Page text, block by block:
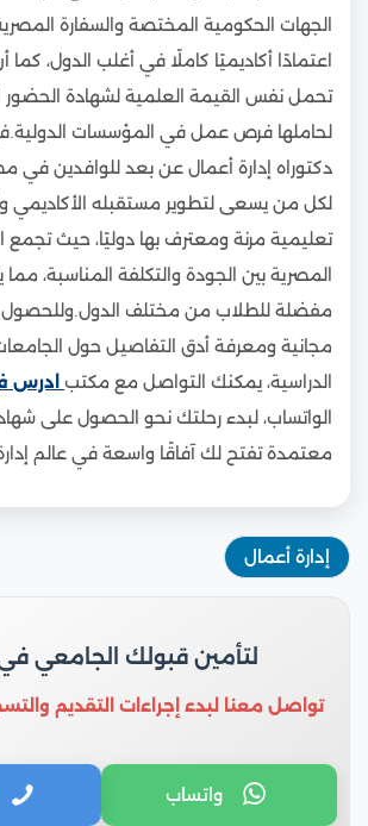
الجهات الحكومية المختصة والسفارة
اعتمادًا أكاديميًا كاملًا في أغلب الدول،
تحمل نفس القيمة العلمية لشهادة الحضور
لحاملها فرص عمل في المؤسسات
دكتوراه إدارة أعمال عن بعد للوافدين في
لكل من يسعى لتطوير مستقبله الأكاديمي
تعليمية مرنة ومعترف بها دوليًا، حيث تجمع
المصرية بين الجودة والتكلفة المناسبة،
مفضلة للطلاب من مختلف الدول.وللحصول
مجانية ومعرفة أدق التفاصيل حول
الدراسية، يمكنك التواصل مع مكتب ادرس
الواتساب، لبدء رحلتك نحو الحصول على
معتمدة تفتح لك آفاقًا واسعة في عالم إدارة
إدارة أعمال
لتأمين قبولك الجامعي
تواصل معنا لبدء إجراءات التقديم
واتساب